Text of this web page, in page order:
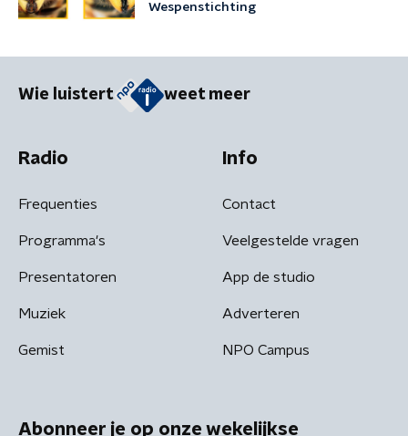
Wespenstichting
Wie luistert weet meer
Radio
Frequenties
Programma's
Presentatoren
Muziek
Gemist
Info
Contact
Veelgestelde vragen
App de studio
Adverteren
NPO Campus
Abonneer je op onze wekelijkse